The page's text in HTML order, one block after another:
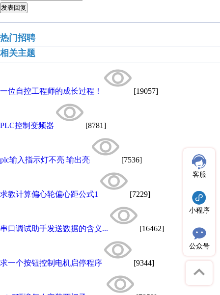
发表回复
热门招聘
相关主题
一位自控工程师的成长过程！ [19057]
PLC控制变频器 [8781]
plc输入指示灯不亮 输出亮 [7536]
求教计算偏心轮偏心距公式1 [7229]
串口调试助手发送数据的含义... [16462]
求一个按钮控制电机启停程序 [9344]
客服
小程序
公众号